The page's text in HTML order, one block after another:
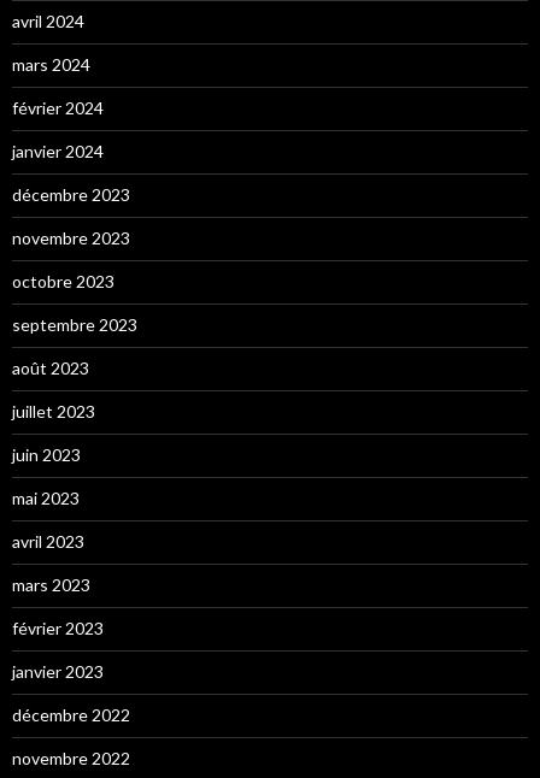
avril 2024
mars 2024
février 2024
janvier 2024
décembre 2023
novembre 2023
octobre 2023
septembre 2023
août 2023
juillet 2023
juin 2023
mai 2023
avril 2023
mars 2023
février 2023
janvier 2023
décembre 2022
novembre 2022